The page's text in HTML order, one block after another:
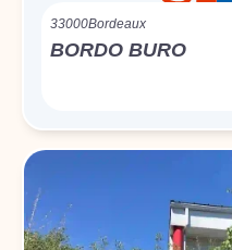
33000Bordeaux
BORDO BURO